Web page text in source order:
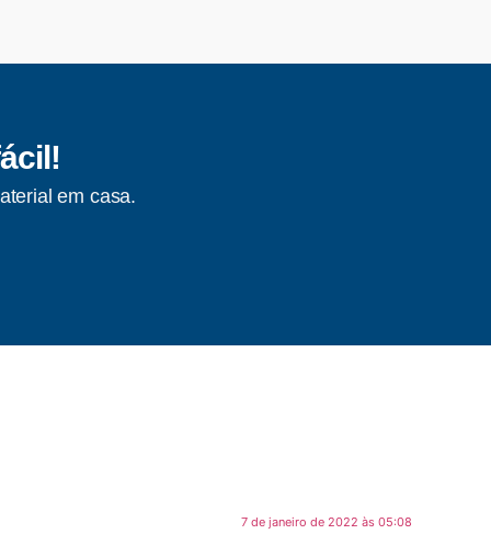
em casa.
7 de janeiro de 2022 às 05:08